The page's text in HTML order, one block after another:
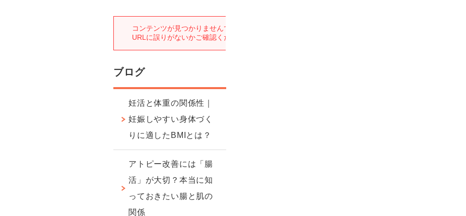
ブログ
妊活と体重の関係性｜
妊娠しやすい身体づく
りに適したBMIとは？
アトピー改善には「腸
活」が大切？本当に知
っておきたい腸と肌の
関係